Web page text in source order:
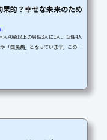
的？幸せな未来のため
40歳以上の男性3人に1人、女性4人
「国民病」となっています。この結
ろしさ ...